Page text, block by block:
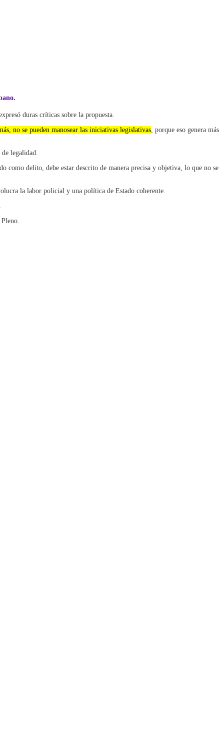
duras críticas sobre la propuesta.
no se pueden manosear las iniciativas legislativas, porque eso genera más
legalidad.
como delito, debe estar descrito de manera precisa y objetiva, lo que no se
la labor policial y una política de Estado coherente.